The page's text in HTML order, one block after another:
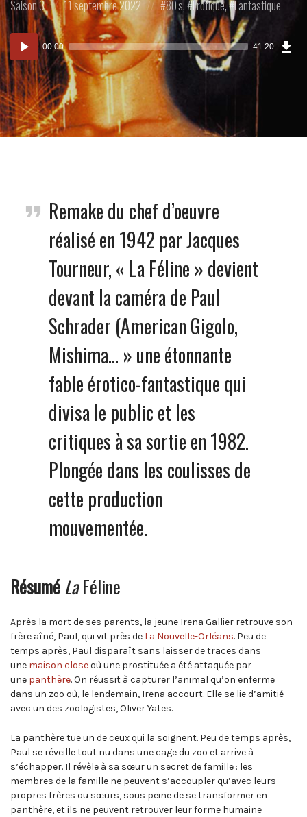
Posted
in:
Saison 3
Posted
on
11 septembre 2022
Posted
in:
80's, Erotique, Fantastique
Lecteur
audio
00:00 41:20
Remake du chef d’oeuvre
réalisé en 1942 par Jacques
Tourneur, « La Féline » devient
devant la caméra de Paul
Schrader (American Gigolo,
Mishima… » une étonnante
fable érotico-fantastique qui
divisa le public et les
critiques à sa sortie en 1982.
Plongée dans les coulisses de
cette production
mouvementée.
Résumé LaFéline
Après la mort de ses parents, la jeune Irena Gallier retrouve son
frère aîné, Paul, qui vit près de La Nouvelle-Orléans. Peu de
temps après, Paul disparaît sans laisser de traces dans
une maison closeoù une prostituée a été attaquée par
une panthère. On réussit à capturer l’animal qu’on enferme
dans un zoo où, le lendemain, Irena accourt. Elle se lie d’amitié
avec un des zoologistes, Oliver Yates.
La panthère tue un de ceux qui la soignent. Peu de temps après,
Paul se réveille tout nu dans une cage du zoo et arrive à
s’échapper. Il révèle à sa sœur un secret de famille : les
membres de la famille ne peuvent s’accoupler qu’avec leurs
propres frères ou sœurs, sous peine de se transformer en
panthère, et ils ne peuvent retrouver leur forme humaine